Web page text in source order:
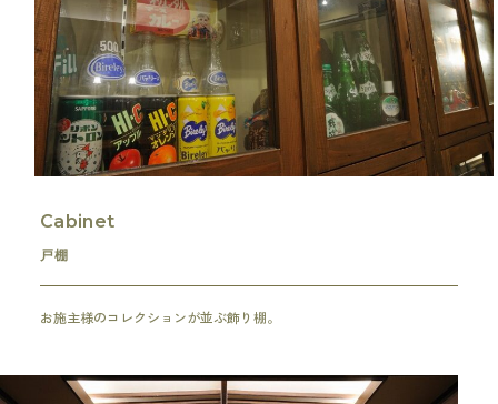
Cabinet
戸棚
お施主様のコレクションが並ぶ飾り棚。